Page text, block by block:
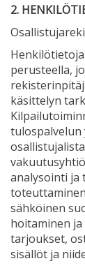
2.
perusteella,
käsittelyn
tulospalvelun
analysointi ja
sähköinen
hoitaminen
tarjoukset,
sisällöt ja